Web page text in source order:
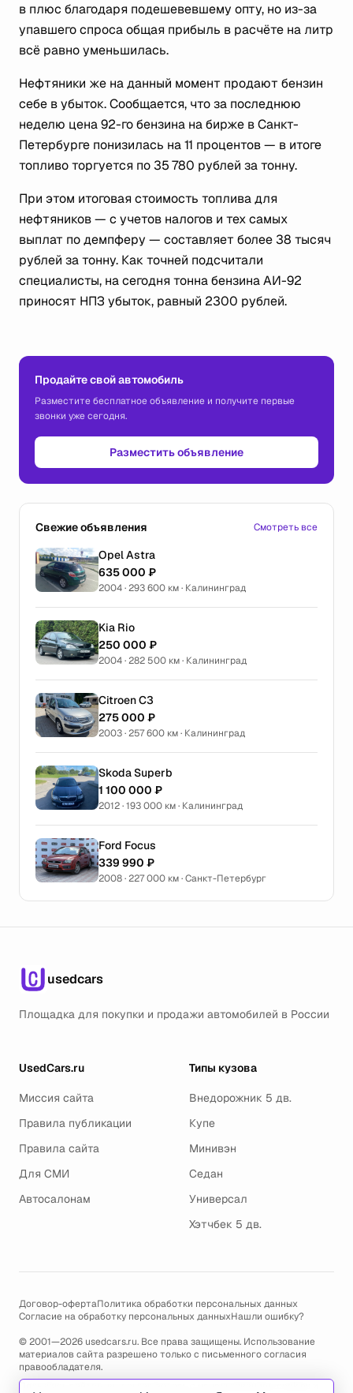
в плюс благодаря подешевевшему опту, но из-за
упавшего спроса общая прибыль в расчёте на литр
всё равно уменьшилась.
Нефтяники же на данный момент продают бензин
себе в убыток. Сообщается, что за последнюю
неделю цена 92-го бензина на бирже в Санкт-
Петербурге понизилась на 11 процентов — в итоге
топливо торгуется по 35 780 рублей за тонну.
При этом итоговая стоимость топлива для
нефтяников — с учетов налогов и тех самых
выплат по демпферу — составляет более 38 тысяч
рублей за тонну. Как точней подсчитали
специалисты, на сегодня тонна бензина АИ-92
приносят НПЗ убыток, равный 2300 рублей.
Продайте свой автомобиль
Разместите бесплатное объявление и получите первые
звонки уже сегодня.
Разместить объявление
Свежие объявления Смотреть все
Opel Astra
635 000 ₽
2004 · 293 600 км · Калининград
Kia Rio
250 000 ₽
2004 · 282 500 км · Калининград
Citroen C3
275 000 ₽
2003 · 257 600 км · Калининград
Skoda Superb
1 100 000 ₽
2012 · 193 000 км · Калининград
Ford Focus
339 990 ₽
2008 · 227 000 км · Санкт-Петербург
usedcars
Площадка для покупки и продажи автомобилей в России
UsedCars.ru
Миссия сайта
Правила публикации
Правила сайта
Для СМИ
Автосалонам
Типы кузова
Внедорожник 5 дв.
Купе
Минивэн
Седан
Универсал
Хэтчбек 5 дв.
Договор-офертаПолитика обработки персональных данных
Согласие на обработку персональных данныхНашли ошибку?
© 2001—2026 usedcars.ru. Все права защищены. Использование
материалов сайта разрешено только с письменного согласия
правообладателя.
Пользуясь сайтом, вы соглашаетесь с использованием cookies и